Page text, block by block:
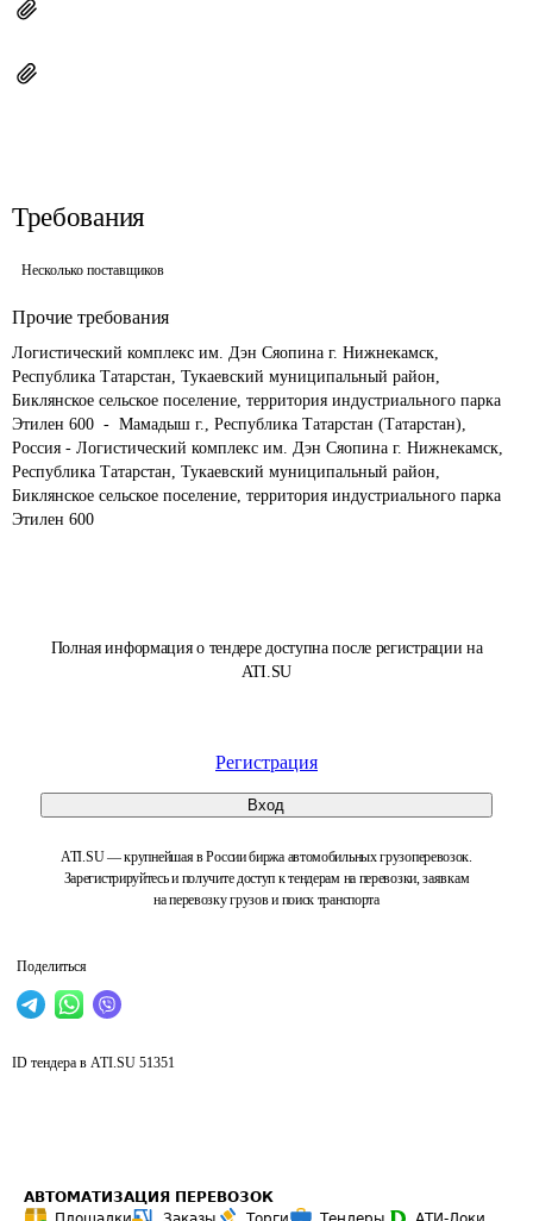
Полная информация о тендере доступна после регистрации на
ATI.SU
Регистрация
Вход
ATI.SU — крупнейшая в России биржа автомобильных грузоперевозок.
Зарегистрируйтесь и получите доступ к тендерам на перевозки, заявкам
на перевозку грузов и поиск транспорта
Поделиться
Требования
Несколько поставщиков
Прочие требования
Логистический комплекс им. Дэн Сяопина г. Нижнекамск,
Республика Татарстан, Тукаевский муниципальный район,
Биклянское сельское поселение, территория индустриального парка
Этилен 600  -  Мамадыш г., Республика Татарстан (Татарстан),
Россия - Логистический комплекс им. Дэн Сяопина г. Нижнекамск,
Республика Татарстан, Тукаевский муниципальный район,
Биклянское сельское поселение, территория индустриального парка
Этилен 600
ID тендера в ATI.SU 51351
АВТОМАТИЗАЦИЯ ПЕРЕВОЗОК